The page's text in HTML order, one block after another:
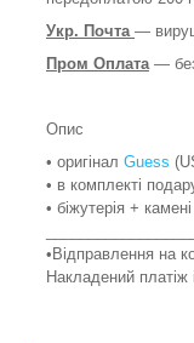
Укр. Почта —
Пром Оплата —
Опис
• оригінал Guess
• в комплекті
• біжутерія +
•Відправлення на
Накладений платіж